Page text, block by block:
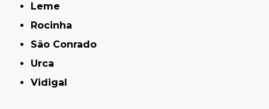
Leme
Rocinha
São Conrado
Urca
Vidigal